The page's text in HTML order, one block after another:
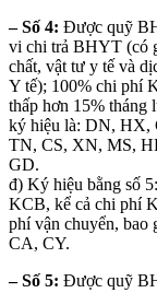
– Số 4: Được quỹ
vi chi trả BHYT (có
chất, vật tư y tế và
Y tế); 100% chi phí
thấp hơn 15% tháng
ký hiệu là: DN,
TN, CS, XN, MS,
GD.
đ) Ký hiệu bằng số
KCB, kể cả chi phí
phí vận chuyển, bao
CA, CY.
– Số 5: Được quỹ